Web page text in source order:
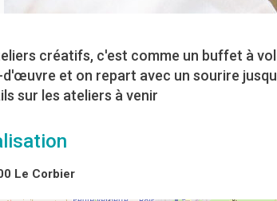
créatifs, c'est comme un buffet à
et on repart avec un sourire
sur les ateliers à venir
Le Corbier